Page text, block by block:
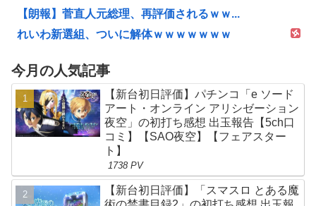
【朗報】菅直人元総理、再評価されるｗｗ...
れいわ新選組、ついに解体ｗｗｗｗｗｗｗ
今月の人気記事
【新台初日評価】パチンコ「e ソード
アート・オンライン アリシゼーション
夜空」の初打ち感想 出玉報告【5ch口
コミ】【SAO夜空】【フェアスター
ト】
1738 PV
【新台初日評価】「スマスロ とある魔